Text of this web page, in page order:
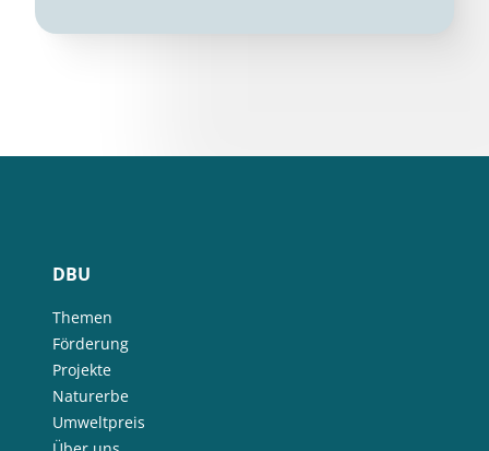
DBU
Themen
Förderung
Projekte
Naturerbe
Umweltpreis